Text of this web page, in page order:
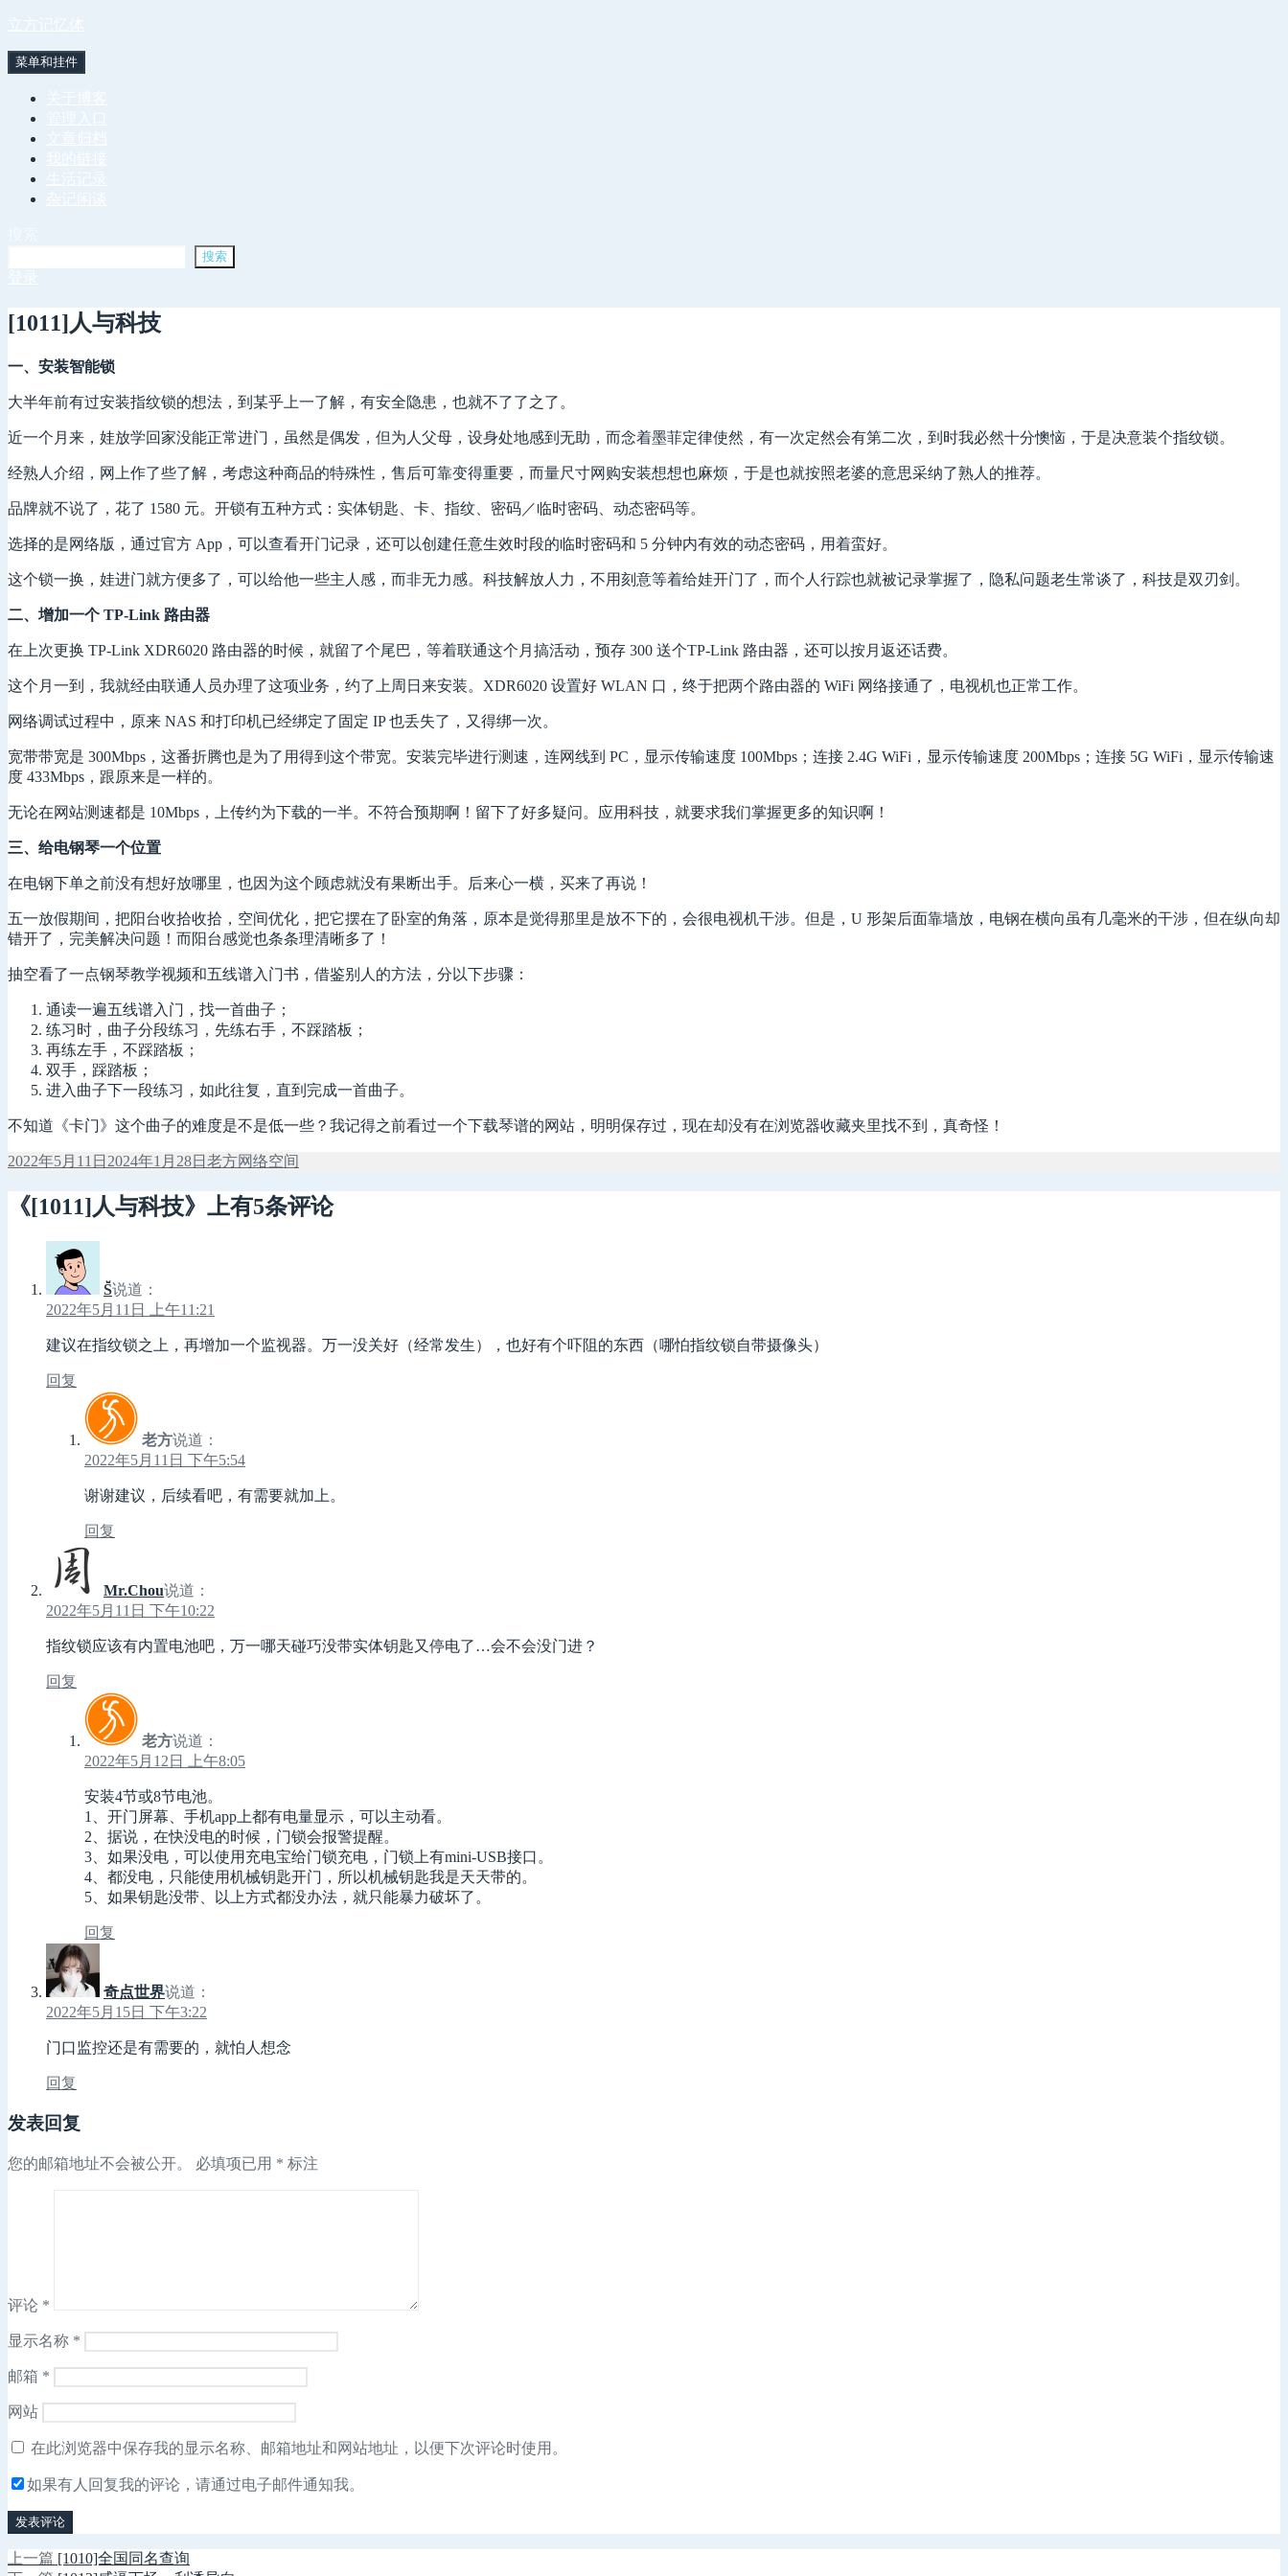
内
菜单和挂件
搜索
[1011]人与科技
一、安装智能锁
大半年前有过安装指纹锁的想法，到某乎上一了解，有安全隐患，也就不了了之了。
近一个月来，娃放学回家没能正常进门，虽然是偶发，但为人父母，设身处地感到无助，而念着墨菲定律使然，有一次定然会有第二次，到时我必然十分懊恼，于是决意装个指纹锁。
经熟人介绍，网上作了些了解，考虑这种商品的特殊性，售后可靠变得重要，而量尺寸网购安装想想也麻烦，于是也就按照老婆的意思采纳了熟人的推荐。
品牌就不说了，花了 1580 元。开锁有五种方式：实体钥匙、卡、指纹、密码／临时密码、动态密码等。
选择的是网络版，通过官方 App，可以查看开门记录，还可以创建任意生效时段的临时密码和 5 分钟内有效的动态密码，用着蛮好。
这个锁一换，娃进门就方便多了，可以给他一些主人感，而非无力感。科技解放人力，不用刻意等着给娃开门了，而个人行踪也就被记录掌握了，隐私问题老生常谈了，科技是双刃剑。
二、增加一个 TP-Link 路由器
在上次更换 TP-Link XDR6020 路由器的时候，就留了个尾巴，等着联通这个月搞活动，预存 300 送个TP-Link 路由器，还可以按月返还话费。
这个月一到，我就经由联通人员办理了这项业务，约了上周日来安装。XDR6020 设置好 WLAN 口，终于把两个路由器的 WiFi 网络接通了，电视机也正常工作。
网络调试过程中，原来 NAS 和打印机已经绑定了固定 IP 也丢失了，又得绑一次。
宽带带宽是 300Mbps，这番折腾也是为了用得到这个带宽。安装完毕进行测速，连网线到 PC，显示传输速度 100Mbps；连接 2.4G WiFi，显示传输速度 200Mbps；连接 5G WiFi，显示传输速
度 433Mbps，跟原来是一样的。
无论在网站测速都是 10Mbps，上传约为下载的一半。不符合预期啊！留下了好多疑问。应用科技，就要求我们掌握更多的知识啊！
三、给电钢琴一个位置
在电钢下单之前没有想好放哪里，也因为这个顾虑就没有果断出手。后来心一横，买来了再说！
五一放假期间，把阳台收拾收拾，空间优化，把它摆在了卧室的角落，原本是觉得那里是放不下的，会很电视机干涉。但是，U 形架后面靠墙放，电钢在横向虽有几毫米的干涉，但在纵向却
错开了，完美解决问题！而阳台感觉也条条理清晰多了！
抽空看了一点钢琴教学视频和五线谱入门书，借鉴别人的方法，分以下步骤：
通读一遍五线谱入门，找一首曲子；
练习时，曲子分段练习，先练右手，不踩踏板；
再练左手，不踩踏板；
双手，踩踏板；
进入曲子下一段练习，如此往复，直到完成一首曲子。
不知道《卡门》这个曲子的难度是不是低一些？我记得之前看过一个下载琴谱的网站，明明保存过，现在却没有在浏览器收藏夹里找不到，真奇怪！
发
于
2022年5月11日 2024年1月28日 作
老方分
网络空间
《[1011]人与科技》上有5条评论
S̆̈说道：
2022年5月11日 上午11:21
建议在指纹锁之上，再增加一个监视器。万一没关好（经常发生），也好有个吓阻的东西（哪怕指纹锁自带摄像头）
回复
老方说道：
2022年5月11日 下午5:54
谢谢建议，后续看吧，有需要就加上。
回复
Mr.Chou说道：
2022年5月11日 下午10:22
指纹锁应该有内置电池吧，万一哪天碰巧没带实体钥匙又停电了…会不会没门进？
回复
老方说道：
2022年5月12日 上午8:05
安装4节或8节电池。
1、开门屏幕、手机app上都有电量显示，可以主动看。
2、据说，在快没电的时候，门锁会报警提醒。
3、如果没电，可以使用充电宝给门锁充电，门锁上有mini-USB接口。
4、都没电，只能使用机械钥匙开门，所以机械钥匙我是天天带的。
5、如果钥匙没带、以上方式都没办法，就只能暴力破坏了。
回复
奇点世界说道：
2022年5月15日 下午3:22
门口监控还是有需要的，就怕人想念
回复
发表回复
您的邮箱地址不会被公开。 必填项已用 * 标注
评论 *
显示名称 *
邮箱 *
网站
在此浏览器中保存我的显示名称、邮箱地址和网站地址，以便下次评论时使用。
如果有人回复我的评论，请通过电子邮件通知我。
文
上一篇 上
[1010]全国同名查询